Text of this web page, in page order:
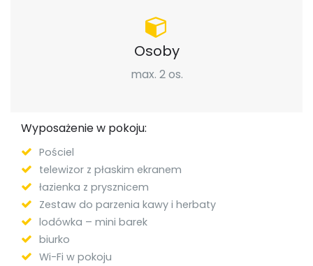
Osoby
max. 2 os.
Wyposażenie w pokoju:
Pościel
telewizor z płaskim ekranem
łazienka z prysznicem
Zestaw do parzenia kawy i herbaty
lodówka – mini barek
biurko
Wi-Fi w pokoju